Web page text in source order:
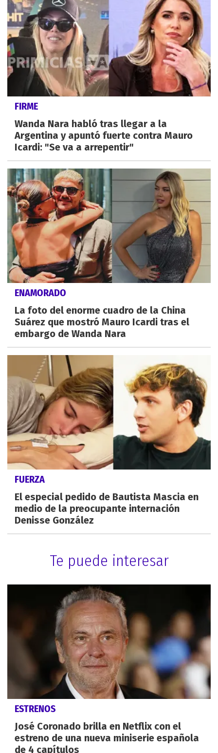
FIRME
Wanda Nara habló tras llegar a la
Argentina y apuntó fuerte contra Mauro
Icardi: "Se va a arrepentir"
ENAMORADO
La foto del enorme cuadro de la China
Suárez que mostró Mauro Icardi tras el
embargo de Wanda Nara
FUERZA
El especial pedido de Bautista Mascia en
medio de la preocupante internación
Denisse González
Te puede interesar
ESTRENOS
José Coronado brilla en Netflix con el
estreno de una nueva miniserie española
de 4 capítulos